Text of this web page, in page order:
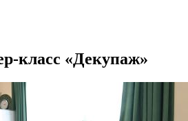
класс «Декупаж»